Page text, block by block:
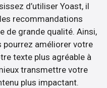
d’utiliser Yoast, il
recommandations
de grande qualité. Ainsi,
pourrez améliorer votre
texte plus agréable à
transmettre votre
plus impactant.